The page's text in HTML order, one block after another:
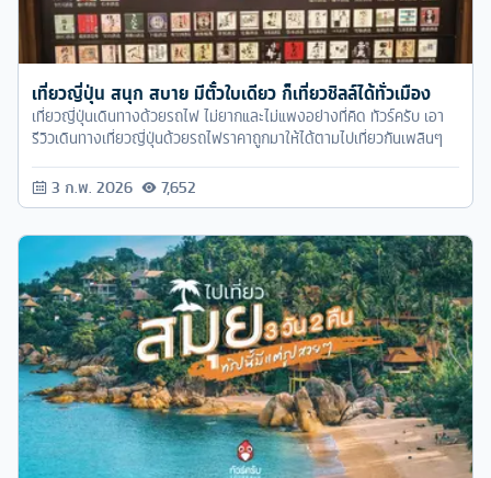
เที่ยวญี่ปุ่น สนุก สบาย มีตั๋วใบเดียว ก็เที่ยวชิลล์ได้ทั่วเมือง
เที่ยวญี่ปุ่นเดินทางด้วยรถไฟ ไม่ยากและไม่แพงอย่างที่คิด ทัวร์ครับ เอา
รีวิวเดินทางเที่ยวญี่ปุ่นด้วยรถไฟราคาถูกมาให้ได้ตามไปเที่ยวกันเพลินๆ
3 ก.พ. 2026 7,652